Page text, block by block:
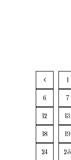
1
6 7
12 13
18 19
24 25